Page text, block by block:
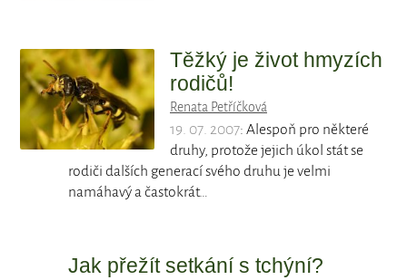
Těžký je život hmyzích
rodičů!
Renata Petříčková
19. 07. 2007: Alespoň pro některé
druhy, protože jejich úkol stát se
rodiči dalších generací svého druhu je velmi
namáhavý a častokrát…
Jak přežít setkání s tchýní?